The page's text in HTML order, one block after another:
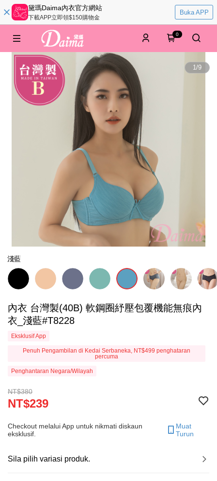
黛瑪Daima內衣官方網站
下載APP立即領$150購物金
Buka APP
0
1/9
淺藍
內衣 台灣製(40B) 軟鋼圈紓壓包覆機能無痕內
衣_淺藍#T8228
Eksklusif App
Penuh Pengambilan di Kedai Serbaneka, NT$499 penghataran
percuma
Penghantaran Negara/Wilayah
NT$380
NT$239
Checkout melalui App untuk nikmati diskaun
eksklusif.
Muat
Turun
Sila pilih variasi produk.